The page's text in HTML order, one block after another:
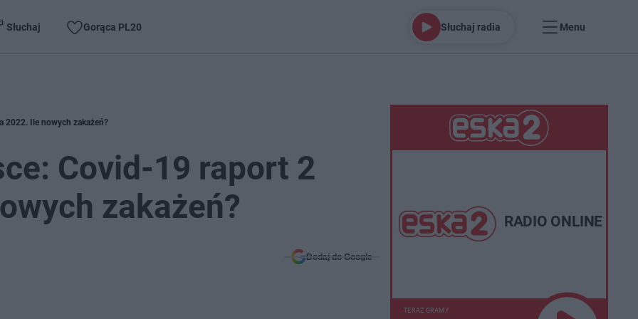
Słuchaj Gorąca PL20 Słuchaj radia Menu
2022. Ile nowych zakażeń?
Covid-19 raport 2
zakażeń?
Dodaj do Google
RADIO ONLINE
TERAZ GRAMY